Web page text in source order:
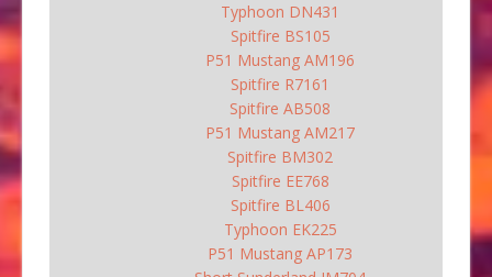
Typhoon DN431
Spitfire BS105
P51 Mustang AM196
Spitfire R7161
Spitfire AB508
P51 Mustang AM217
Spitfire BM302
Spitfire EE768
Spitfire BL406
Typhoon EK225
P51 Mustang AP173